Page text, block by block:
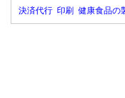
決済代行 印刷 健康食品の